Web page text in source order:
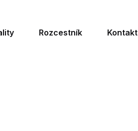
Rozcestník Kontakt